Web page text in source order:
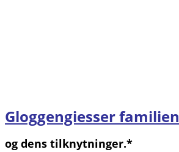
Gloggengiesser familien
og dens tilknytninger.*